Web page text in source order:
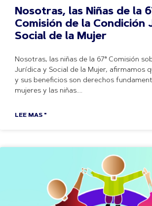
Nosotras, las Niñas de la
Comisión de la Condición
Social de la Mujer
Nosotras, las niñas de la 67ª Comisión
Jurídica y Social de la Mujer, afirmamos
y sus beneficios son derechos
mujeres y las niñas.
LEE MAS "